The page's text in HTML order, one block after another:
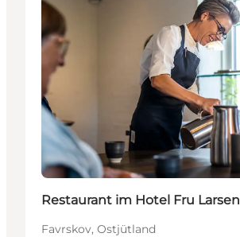
Restaurant im Hotel Fru Larsen
Favrskov, Ostjütland